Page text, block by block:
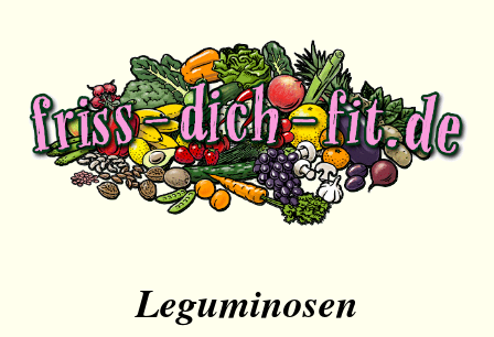
Leguminosen